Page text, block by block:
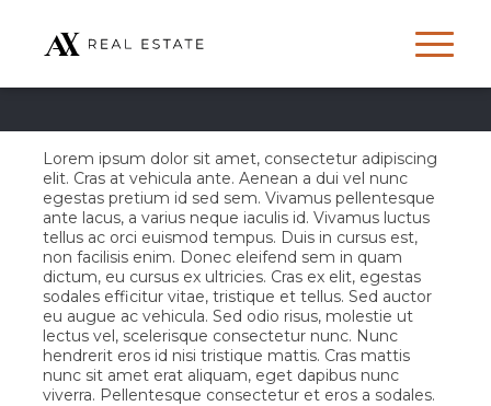
Lorem ipsum dolor sit amet, consectetur adipiscing
elit. Cras at vehicula ante. Aenean a dui vel nunc
egestas pretium id sed sem. Vivamus pellentesque
ante lacus, a varius neque iaculis id. Vivamus luctus
tellus ac orci euismod tempus. Duis in cursus est,
non facilisis enim. Donec eleifend sem in quam
dictum, eu cursus ex ultricies. Cras ex elit, egestas
sodales efficitur vitae, tristique et tellus. Sed auctor
eu augue ac vehicula. Sed odio risus, molestie ut
lectus vel, scelerisque consectetur nunc. Nunc
hendrerit eros id nisi tristique mattis. Cras mattis
nunc sit amet erat aliquam, eget dapibus nunc
viverra. Pellentesque consectetur et eros a sodales.